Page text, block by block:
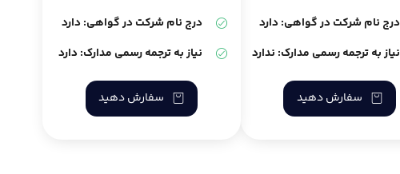
درج نام شرکت در گواهی: دارد
نیاز به ترجمه رسمی مدارک: ندارد
سفارش دهید
درج نام شرکت در گواهی: دارد
نیاز به ترجمه رسمی مدارک: دارد
سفارش دهید